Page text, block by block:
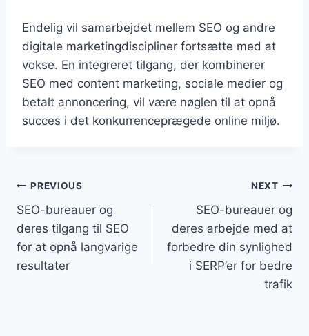
Endelig vil samarbejdet mellem SEO og andre
digitale marketingdiscipliner fortsætte med at
vokse. En integreret tilgang, der kombinerer
SEO med content marketing, sociale medier og
betalt annoncering, vil være nøglen til at opnå
succes i det konkurrenceprægede online miljø.
Indlægsnavigation
PREVIOUS
SEO-bureauer og
deres tilgang til SEO
for at opnå langvarige
resultater
NEXT
SEO-bureauer og
deres arbejde med at
forbedre din synlighed
i SERP’er for bedre
trafik